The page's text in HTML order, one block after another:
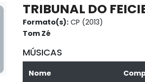
TRIBUNAL DO
Formato(s): CP (2013)
Tom Zé
MÚSICAS
Nome